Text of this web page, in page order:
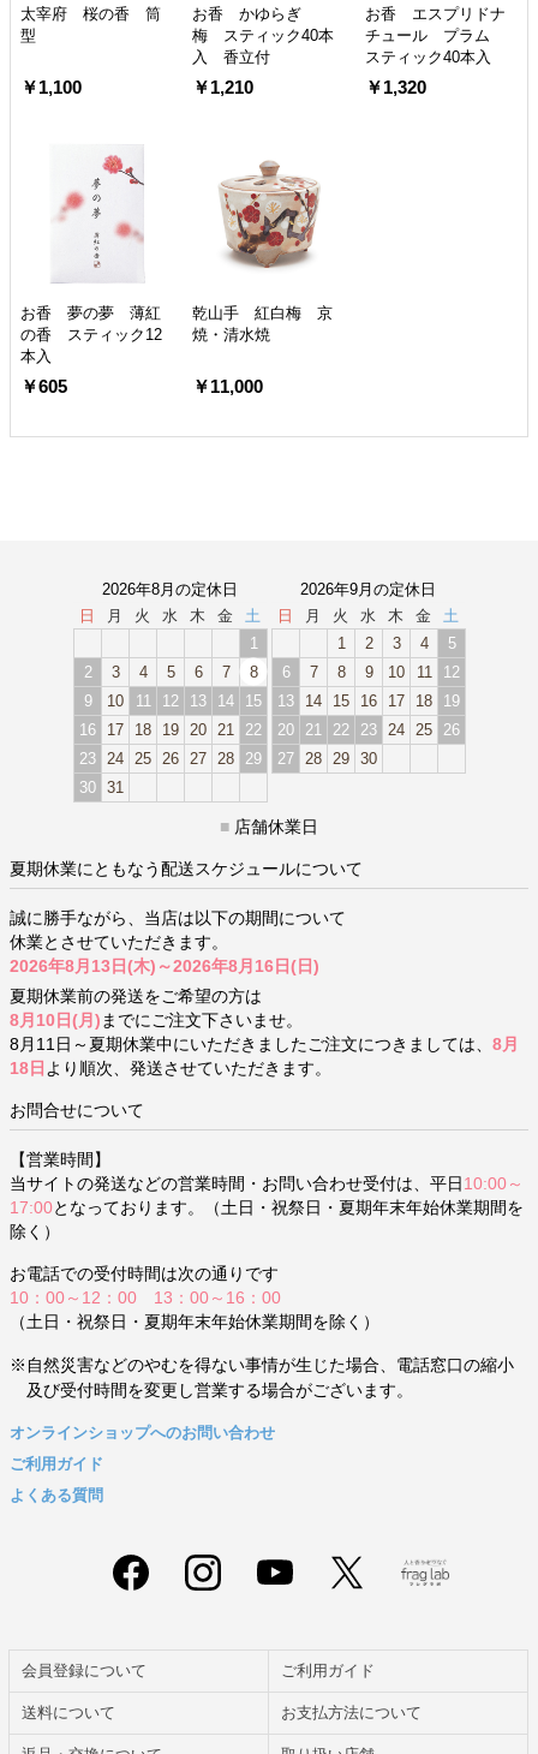
太宰府 桜の香 筒
型
￥1,100
お香 かゆらぎ
梅 スティック40本
入 香立付
￥1,210
お香 エスプリドナ
チュール プラム
スティック40本入
￥1,320
お香 夢の夢 薄紅
の香 スティック12
本入
￥605
乾山手 紅白梅 京
焼・清水焼
￥11,000
2026年8月の定休日
日
月 火 水 木 金
土
1
2
3 4 5 6 7
8
9
10 11 12 13 14
15
16
17 18 19 20 21
22
23
24 25 26 27 28
29
30 31
2026年9月の定休日
日
月 火 水 木 金
土
1
2 3 4
5
6
7 8 9 10 11
12
13
14 15 16 17 18
19
20
21 22 23 24 25
26
27
28 29 30
■ 店舗休業日
夏期休業にともなう配送スケジュールについて
誠に勝手ながら、当店は以下の期間について
休業とさせていただきます。
2026年8月13日(木)～2026年8月16日(日)
夏期休業前の発送をご希望の方は
8月10日(月) までにご注文下さいませ。
8月11日～夏期休業中にいただきましたご注文につきましては、 8月
18日 より順次、発送させていただきます。
お問合せについて
【営業時間】
当サイトの発送などの営業時間・お問い合わせ受付は、平日 10:00～
17:00となっております。（土日・祝祭日・夏期年末年始休業期間を
除く）
お電話での受付時間は次の通りです
10：00～12：00 13：00～16：00
（土日・祝祭日・夏期年末年始休業期間を除く）
※自然災害などのやむを得ない事情が生じた場合、電話窓口の縮小
及び受付時間を変更し営業する場合がございます。
オンラインショップへのお問い合わせ
ご利用ガイド
よくある質問
会員登録について ご利用ガイド
送料について お支払方法について